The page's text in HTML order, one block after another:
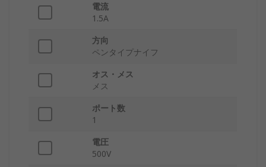
電流
1.5A
方向
ペンタイプナイフ
オス・メス
メス
ポート数
1
電圧
500V